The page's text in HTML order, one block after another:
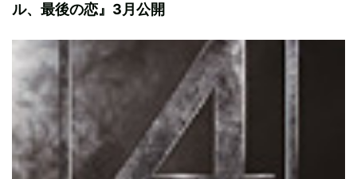
ル、最後の恋』3月公開